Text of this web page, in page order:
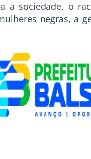
a sociedade, o
negras, a